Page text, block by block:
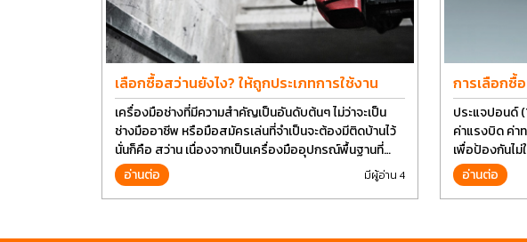
เลือกซื้อสว่านยังไง? ให้ถูกประเภทการใช้งาน
เครื่องมือช่างที่มีความสำคัญเป็นอันดับต้นๆ ไม่ว่าจะเป็น
ช่างมืออาชีพ หรือมือสมัครเล่นที่จำเป็นจะต้องมีติดบ้านไว้
นั่นก็คือ สว่าน เนื่องจากเป็นเครื่องมืออุปกรณ์พื้นฐานที่
สามารถใช้ได้กับงานหลากหลายทั่วไป เรียกว่า เป็นเครื่อง
มือที่ใช้ง่าย ใครๆก็สามารถใช้ได้
อ่านต่อ มีผู้อ่าน 4
การเลือกซื้
ประแจปอนด์
ค่าแรงบิด ค่
เพื่อป้องกันไม่
อ่านต่อ